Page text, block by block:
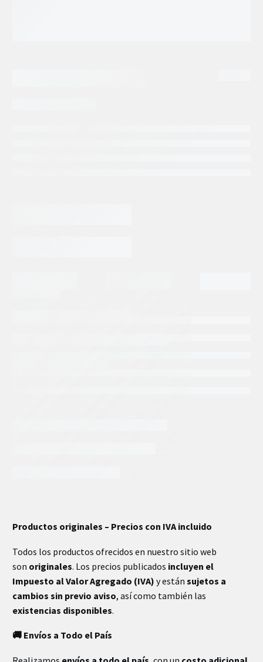
Productos originales – Precios con IVA incluido
Todos los productos ofrecidos en nuestro sitio web
son originales. Los precios publicados incluyen el
Impuesto al Valor Agregado (IVA) y están sujetos a
cambios sin previo aviso, así como también las
existencias disponibles.
🚚 Envíos a Todo el País